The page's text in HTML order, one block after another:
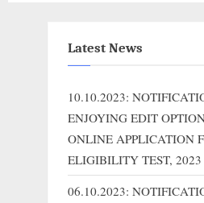
Latest News
10.10.2023:
ENJOYING EDIT
ONLINE APPLICATION
ELIGIBILITY TEST,
06.10.2023: